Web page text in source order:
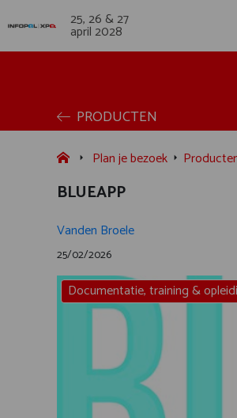
25, 26 & 27
april 2028
PRODUCTEN
Plan je bezoek
BLUEAPP
Documentatie, training &
Vanden Broele
25/02/2026